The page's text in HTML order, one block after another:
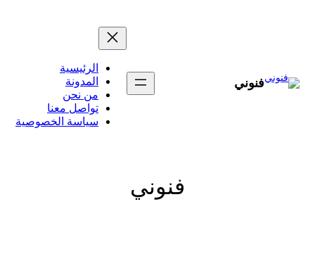
فنوني
الرئيسية
المدونة
من نحن
تواصل معنا
سياسة الخصوصية
فنوني